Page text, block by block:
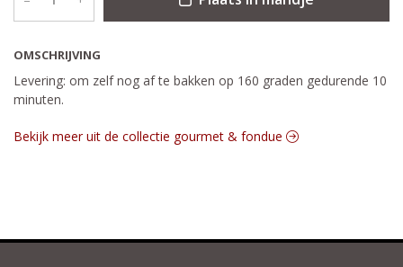
OMSCHRIJVING
Levering: om zelf nog af te bakken op 160 graden gedurende 10
minuten.
Bekijk meer uit de collectie gourmet & fondue